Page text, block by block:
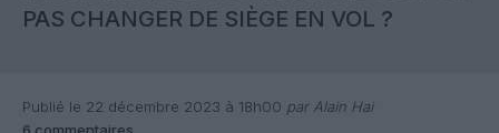
PAS CHANGER DE SIÈGE EN VOL ?
Publié le 22 décembre 2023 à 18h00 par Alain Hai